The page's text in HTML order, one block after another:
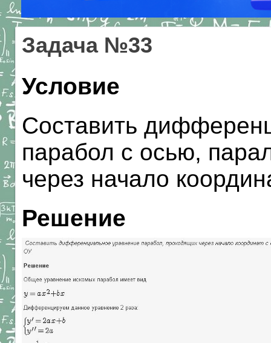
Задача №33
Условие
Составить
парабол с осью,
через начало
Решение